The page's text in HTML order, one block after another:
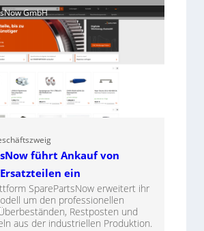
GmbH
führt Ankauf von
ein
SparePartsNow erweitert ihr
um den professionellen
Restposten und
aus der industriellen Produktion.